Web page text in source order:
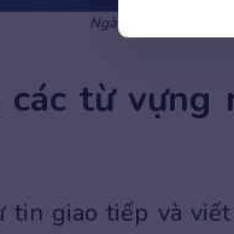
Ngày Quốc tế Thiếu
các từ
giao tiếp và